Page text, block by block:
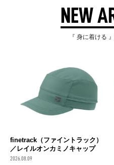
NEW
『 身に着ける
finetrack（ファイントラック）
／レイルオンカミノキャップ
2026.08.09